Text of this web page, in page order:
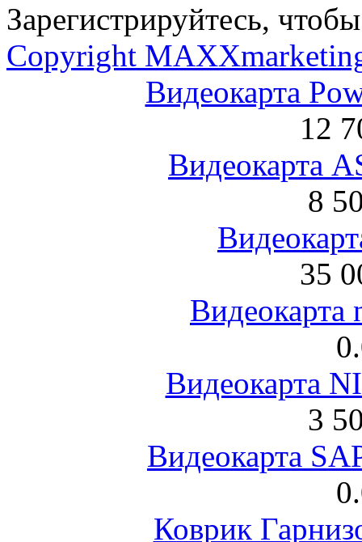
Зарегистрируйтесь,
Copyright
Видеокарта
12
Видеокарта
8
35
Видеокарта
Видеокарта
3
Видеокарта
Коврик